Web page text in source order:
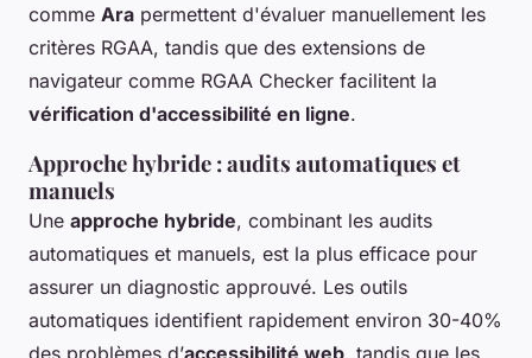
comme Ara permettent d'évaluer manuellement les
critères RGAA, tandis que des extensions de
navigateur comme RGAA Checker facilitent la
vérification d'accessibilité en ligne.
Approche hybride : audits automatiques et
manuels
Une approche hybride, combinant les audits
automatiques et manuels, est la plus efficace pour
assurer un diagnostic approuvé. Les outils
automatiques identifient rapidement environ 30-40%
des problèmes d’accessibilité web, tandis que les